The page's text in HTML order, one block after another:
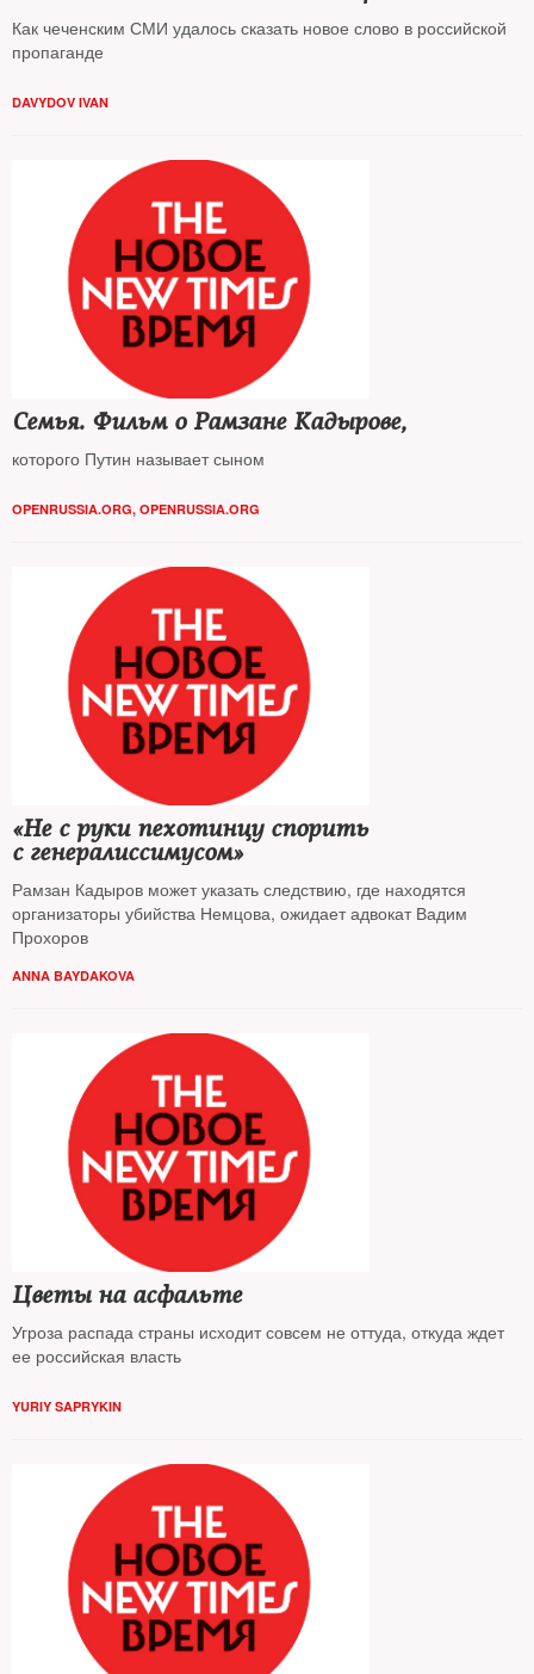
Как чеченским СМИ удалось сказать новое слово в российской
пропаганде
DAVYDOV IVAN
Семья. Фильм о Рамзане Кадырове,
которого Путин называет сыном
OPENRUSSIA.ORG, OPENRUSSIA.ORG
«Не с руки пехотинцу спорить
с генералиссимусом»
Рамзан Кадыров может указать следствию, где находятся
организаторы убийства Немцова, ожидает адвокат Вадим
Прохоров
ANNA BAYDAKOVA
Цветы на асфальте
Угроза распада страны исходит совсем не оттуда, откуда ждет
ее российская власть
YURIY SAPRYKIN